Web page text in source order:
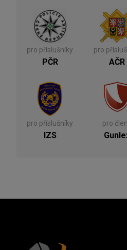
pro příslušníky
PČR
pro
AČR
pro příslušníky
IZS
pro